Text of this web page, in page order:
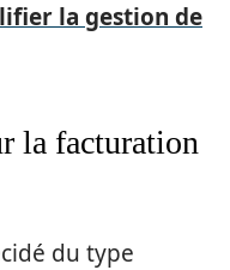
la gestion de
la facturation
du type